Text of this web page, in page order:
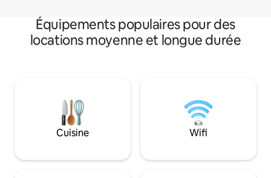
Équipements populaires pour des
locations moyenne et longue durée
Cuisine Wifi